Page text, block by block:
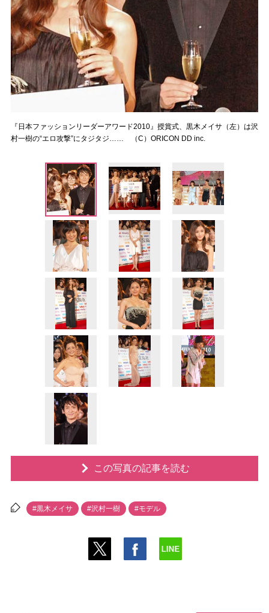
『日本ファッションリーダーアワード2010』授賞式、黒木メイサ（左）は沢
村一樹の“エロ攻撃”にタジタジ…… （C）ORICON DD inc.
この写真の記事を読む
#黒木メイサ #沢村一樹 #モデル